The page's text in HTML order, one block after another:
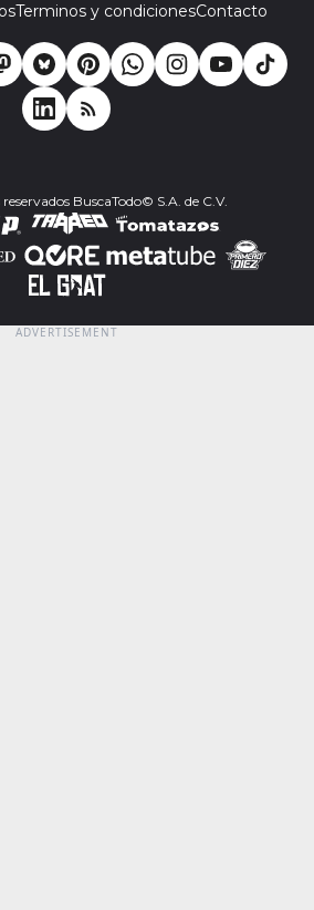
Terminos y condicionesContacto
BuscaTodo© S.A. de C.V.